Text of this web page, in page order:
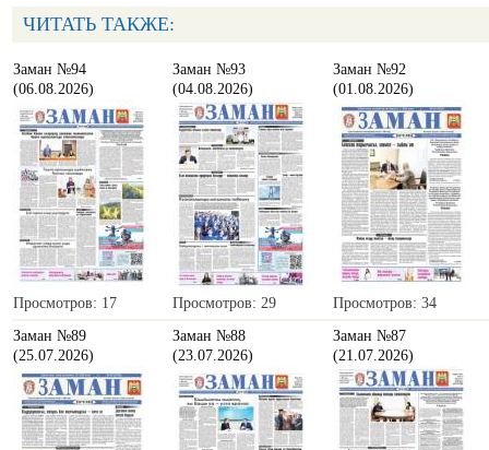
ЧИТАТЬ ТАКЖЕ:
Заман №94
(06.08.2026)
Просмотров: 17
Заман №93
(04.08.2026)
Просмотров: 29
Заман №92
(01.08.2026)
Просмотров: 34
Заман №89
(25.07.2026)
Заман №88
(23.07.2026)
Заман №87
(21.07.2026)